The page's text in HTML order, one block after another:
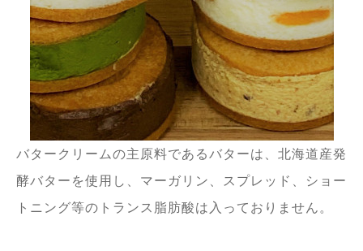
バタークリームの主原料であるバターは、北海道産発
酵バターを使用し、マーガリン、スプレッド、ショー
トニング等のトランス脂肪酸は入っておりません。